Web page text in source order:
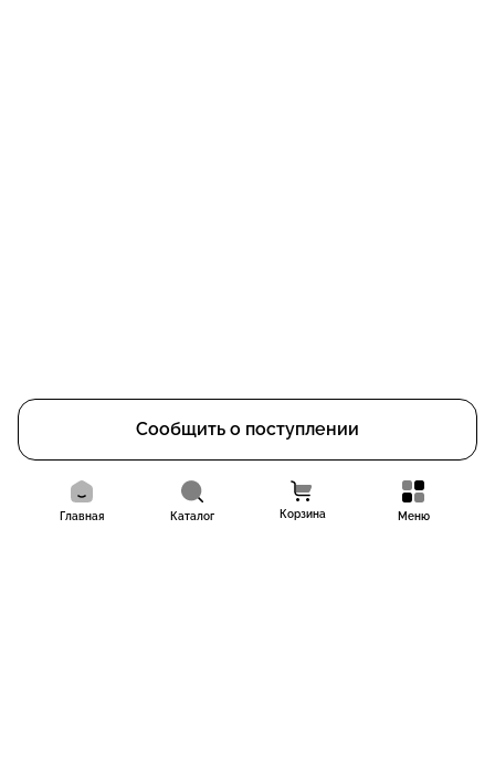
Сообщить о поступлении
Главная Каталог Корзина Меню